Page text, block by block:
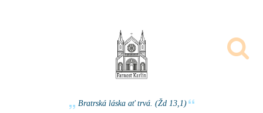
Bratrská láska ať trvá. (Žd 13,1)